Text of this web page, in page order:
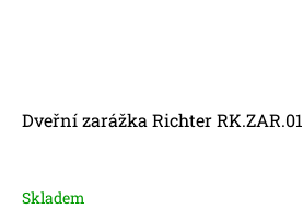
Dveřní zarážka Richter
Skladem